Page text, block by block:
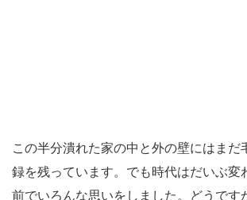
この半分潰れた家の中と外の壁にはまだ
録を残っています。でも時代はだいぶ変
前でいろんな思いをしました。どうです